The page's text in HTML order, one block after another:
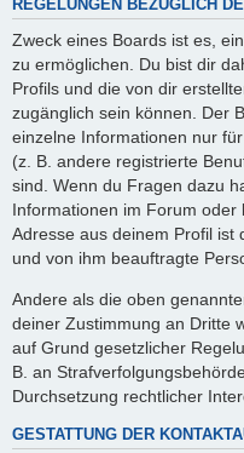
REGELUNGEN BEZÜGLICH
Zweck eines Boards ist es,
zu ermöglichen. Du bist dir
Profils und die von dir
zugänglich sein können. Der
einzelne Informationen nur
(z. B. andere registrierte
sind. Wenn du Fragen dazu
Informationen im Forum oder
Adresse aus deinem Profil ist
und von ihm beauftragte
Andere als die oben
deiner Zustimmung an Dritte
auf Grund gesetzlicher
B. an
Durchsetzung rechtlicher
GESTATTUNG DER